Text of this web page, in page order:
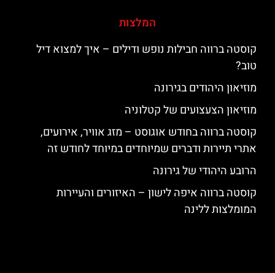
המלצות
קוסטה ברווה חבילות נופש ודילים – איך למצוא דיל
טוב?
מוזיאון היהודים בגירונה
מוזיאון הצעצועים של קטלוניה
קוסטה ברווה בחודש אוגוסט – מזג אוויר, אירועים,
אתרי תיירות ודברים שמיוחדים במיוחד לחודש זה
הרובע היהודי של גירונה
קוסטה ברווה איפה לישון – האיזורים והעיירות
המומלצות ללינה